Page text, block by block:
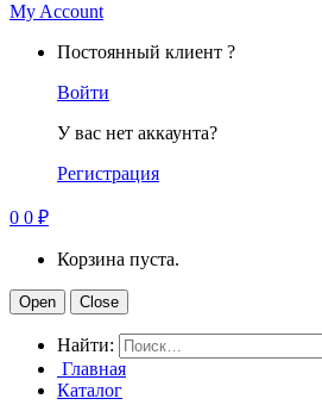
My Account
Постоянный клиент ?
Войти
У вас нет аккаунта?
Регистрация
0 0 ₽
Корзина пуста.
Open Close
Найти:
Главная
Каталог